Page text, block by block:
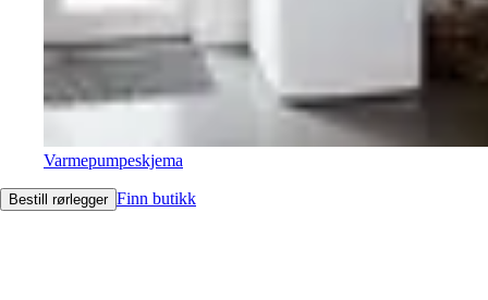
Varmepumpeskjema
Bestill rørlegger Finn butikk